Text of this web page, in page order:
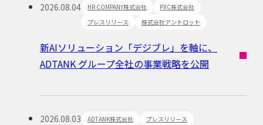
2026.08.04
HR COMPANY株式会社
PXC株式会社
プレスリリース
株式会社アントロット
新AIソリューション「デジブレ」を軸に、
ADTANK グループ全社の事業戦略を公開
2026.08.03 ADTANK株式会社 プレスリリース